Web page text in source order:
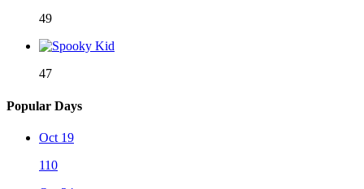
49
47
Popular Days
Oct 19
110